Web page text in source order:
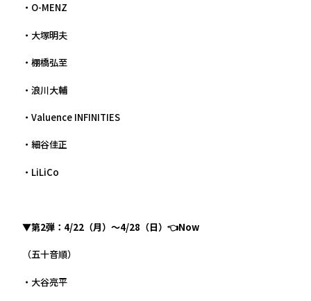
・O-MENZ
・大塚明夫
・棚橋弘至
・浪川大輔
・Valuence INFINITIES
・細谷佳正
・LiLiCo
▼第2弾：4/22（月）～4/28（日）👈Now
（五十音順）
・大谷亮平